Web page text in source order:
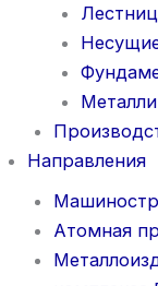
Направления
Атомная